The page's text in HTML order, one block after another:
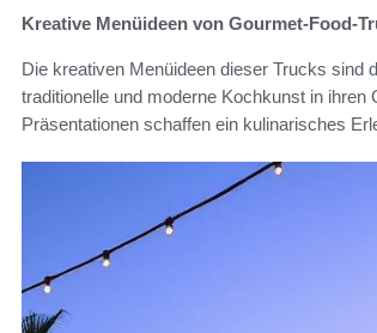
Kreative Menüideen von Gourmet-Food-
Die kreativen Menüideen dieser Trucks sind
traditionelle und moderne Kochkunst in
Präsentationen schaffen ein kulinarisches